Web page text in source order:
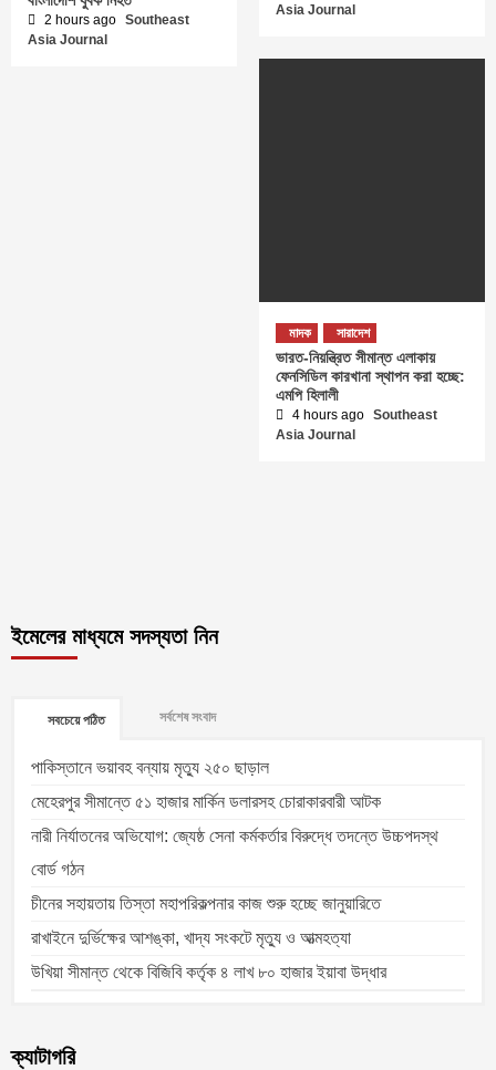
2 hours ago Southeast
Asia Journal
Asia Journal
মাদক সারাদেশ
ভারত-নিয়ন্ত্রিত সীমান্ত এলাকায়
ফেনসিডিল কারখানা স্থাপন করা হচ্ছে:
এমপি হিলালী
4 hours ago Southeast
Asia Journal
ইমেলের মাধ্যমে সদস্যতা নিন
সবচেয়ে পঠিত সর্বশেষ সংবাদ
পাকিস্তানে ভয়াবহ বন্যায় মৃত্যু ২৫০ ছাড়াল
মেহেরপুর সীমান্তে ৫১ হাজার মার্কিন ডলারসহ চোরাকারবারী আটক
নারী নির্যাতনের অভিযোগ: জ্যেষ্ঠ সেনা কর্মকর্তার বিরুদ্ধে তদন্তে উচ্চপদস্থ
বোর্ড গঠন
চীনের সহায়তায় তিস্তা মহাপরিকল্পনার কাজ শুরু হচ্ছে জানুয়ারিতে
রাখাইনে দুর্ভিক্ষের আশঙ্কা, খাদ্য সংকটে মৃত্যু ও আত্মহত্যা
উখিয়া সীমান্ত থেকে বিজিবি কর্তৃক ৪ লাখ ৮০ হাজার ইয়াবা উদ্ধার
ক্যাটাগরি